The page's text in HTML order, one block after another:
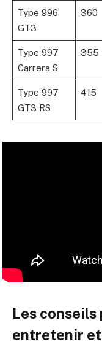
Type 996
GT3
360
Type 997
Carrera S
355
Type 997
GT3 RS
415
Les
entretenir et